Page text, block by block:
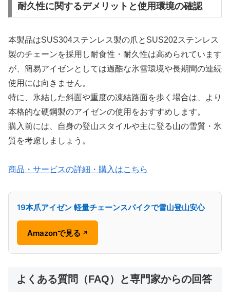
耐久性に関するデメリットと使用環境の確認
本製品はSUS304ステンレス製の爪とSUS202ステンレス
製のチェーンを採用し耐食性・耐久性は高められています
が、簡易アイゼンとしては過酷な氷雪環境や長期間の連続
使用には向きません。
特に、氷結した斜面や重度の凍結路面を歩く場合は、より
本格的な硬鋼製のアイゼンの使用をおすすめします。
購入前には、自身の登山スタイルや主に登る山の雪質・氷
質を考慮しましょう。
商品・サービスの詳細・購入はこちら
19本爪アイゼン 軽量チェーンスパイクで雪山登山安心
Amazonで見る ↗
よくある質問（FAQ）と専門家からの回答